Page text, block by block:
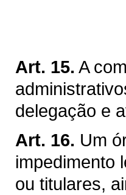
Art. 15. A
delegação e
Art. 16. Um
impedimento
ou titulares,